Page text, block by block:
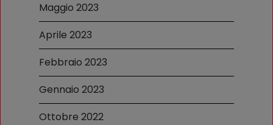
Maggio 2023
Aprile 2023
Febbraio 2023
Gennaio 2023
Ottobre 2022